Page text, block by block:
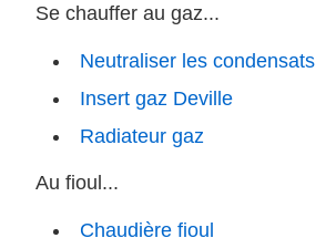
Se chauffer au gaz...
Neutraliser les condensats
Insert gaz Deville
Radiateur gaz
Au fioul...
Chaudière fioul